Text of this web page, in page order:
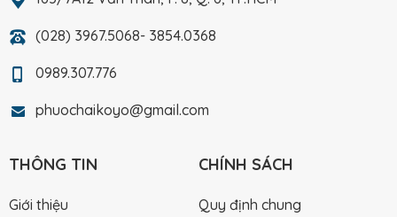
(028) 3967.5068- 3854.0368
0989.307.776
phuochaikoyo@gmail.com
THÔNG TIN
Giới thiệu
CHÍNH SÁCH
Quy định chung